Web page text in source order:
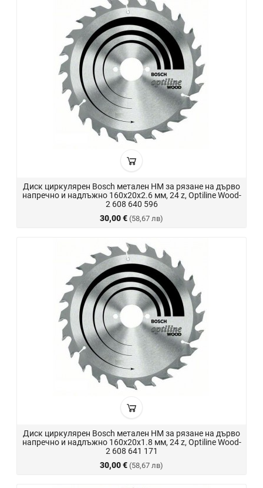
Диск циркулярен Bosch метален HM за рязане на дърво
напречно и надлъжно 160x20x2.6 мм, 24 z, Optiline Wood-
2 608 640 596
30,00 € (58,67 лв)
Диск циркулярен Bosch метален HM за рязане на дърво
напречно и надлъжно 160x20x1.8 мм, 24 z, Optiline Wood-
2 608 641 171
30,00 € (58,67 лв)